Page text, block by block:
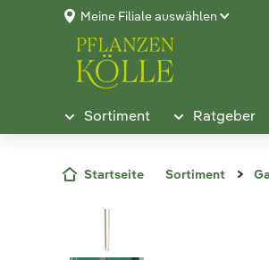
Meine Filiale auswählen
Sortiment Ratgeber
Startseite Sortiment